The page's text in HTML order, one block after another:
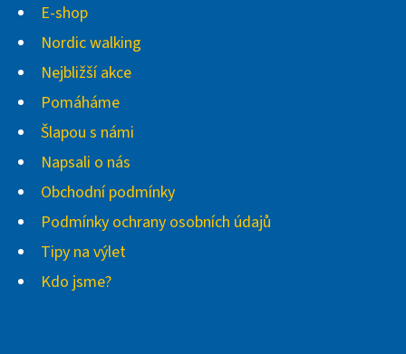
E-shop
Nordic walking
Nejbližší akce
Pomáháme
Šlapou s námi
Napsali o nás
Obchodní podmínky
Podmínky ochrany osobních údajů
Tipy na výlet
Kdo jsme?